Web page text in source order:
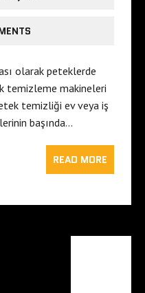
olarak peteklerde
temizleme makineleri
temizliği ev veya iş
başında…
READ MORE